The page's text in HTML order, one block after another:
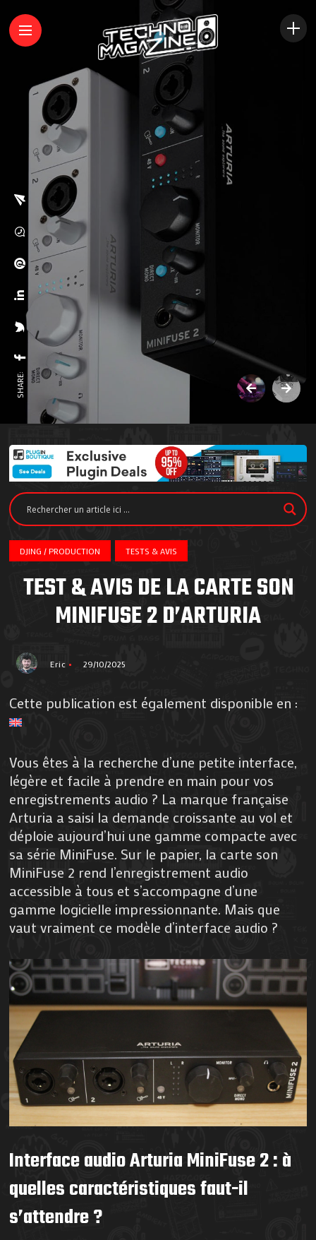
SHARE:
DJING / PRODUCTION TESTS & AVIS
TEST & AVIS DE LA CARTE SON
MINIFUSE 2 D’ARTURIA
Eric 29/10/2025
Cette publication est également disponible en :
Vous êtes à la recherche d’une petite interface,
légère et facile à prendre en main pour vos
enregistrements audio ? La marque française
Arturia a saisi la demande croissante au vol et
déploie aujourd’hui une gamme compacte avec
sa série MiniFuse. Sur le papier, la carte son
MiniFuse 2 rend l’enregistrement audio
accessible à tous et s’accompagne d’une
gamme logicielle impressionnante. Mais que
vaut vraiment ce modèle d’interface audio ?
Interface audio Arturia MiniFuse 2 : à
quelles caractéristiques faut-il
s’attendre ?